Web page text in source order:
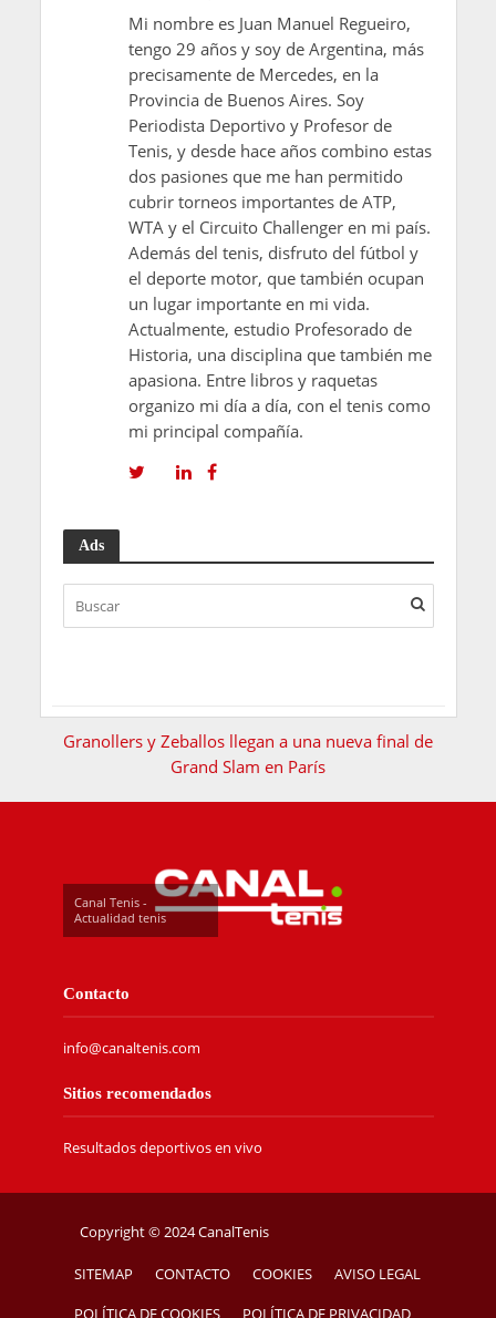
Mi nombre es Juan Manuel Regueiro,
tengo 29 años y soy de Argentina, más
precisamente de Mercedes, en la
Provincia de Buenos Aires. Soy
Periodista Deportivo y Profesor de
Tenis, y desde hace años combino estas
dos pasiones que me han permitido
cubrir torneos importantes de ATP,
WTA y el Circuito Challenger en mi país.
Además del tenis, disfruto del fútbol y
el deporte motor, que también ocupan
un lugar importante en mi vida.
Actualmente, estudio Profesorado de
Historia, una disciplina que también me
apasiona. Entre libros y raquetas
organizo mi día a día, con el tenis como
mi principal compañía.
Ads
Granollers y Zeballos llegan a una nueva final de
Grand Slam en París
Canal Tenis -
Actualidad tenis
Contacto
info@canaltenis.com
Sitios recomendados
Resultados deportivos en vivo
Copyright © 2024 CanalTenis
SITEMAP CONTACTO COOKIES AVISO LEGAL
POLÍTICA DE COOKIES POLÍTICA DE PRIVACIDAD